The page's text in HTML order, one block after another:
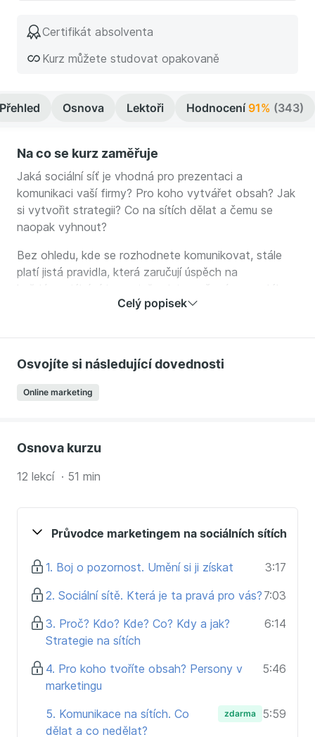
Certifikát absolventa
Kurz můžete studovat opakovaně
Přehled Osnova Lektoři Hodnocení 91% (343)
Na co se kurz zaměřuje
Jaká sociální síť je vhodná pro prezentaci a
komunikaci vaší firmy? Pro koho vytvářet obsah? Jak
si vytvořit strategii? Co na sítích dělat a čemu se
naopak vyhnout?
Bez ohledu, kde se rozhodnete komunikovat, stále
platí jistá pravidla, která zaručují úspěch na
každé sociální síti a stejně tak i zaručené propadáky.
V tomto kurzu si ukážeme tipy na to, jak využít
Jak si vytvořit strategii na sociálních sítích?
K čemu je dobrý média plán?
sítích?
Kurz je určený pro:
všechny, kteří chtějí zlepšit online marketing na
každého, kdo chce lépe propagovat svou firmu či
sám sebe
začínající a juniorní marketingové specialisty
marketingové/obchodní manažery
Celý popisek
Osvojíte si následující dovednosti
Online marketing
Osnova kurzu
12 lekcí · 51 min
Průvodce marketingem na sociálních sítích
1. Boj o pozornost. Umění si ji získat
3:17
2. Sociální sítě. Která je ta pravá pro vás? 7:03
3. Proč? Kdo? Kde? Co? Kdy a jak?
Strategie na sítích
6:14
4. Pro koho tvoříte obsah? Persony v
marketingu
5:46
5. Komunikace na sítích. Co
dělat a co nedělat?
zdarma 5:59